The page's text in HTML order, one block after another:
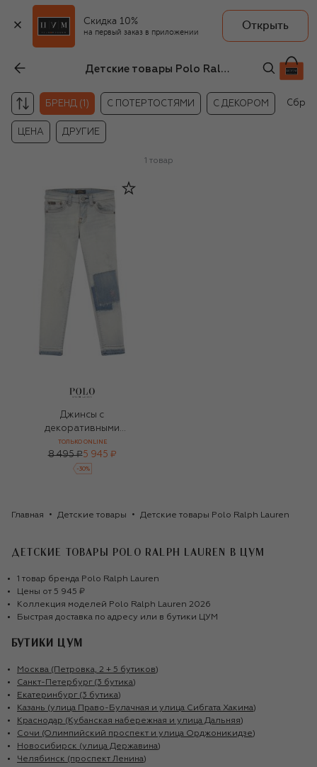
Скидка 10%
на первый заказ в приложении
Открыть
Детские товары Polo Ralph Lauren
БРЕНД (1) С ПОТЕРТОСТЯМИ С ДЕКОРОМ
ЦЕНА ДРУГИЕ
1 товар
Джинсы с
декоративными
потертостями и
вышивкой
ТОЛЬКО ONLINE
8 495 ₽5 945 ₽
-30%
Главная Детские товары Детские товары Polo Ralph Lauren
ДЕТСКИЕ ТОВАРЫ POLO RALPH LAUREN В ЦУМ
1 товар бренда Polo Ralph Lauren
Цены от 5 945 ₽
Коллекция моделей Polo Ralph Lauren 2026
Быстрая доставка по адресу или в бутики ЦУМ
БУТИКИ ЦУМ
Москва (Петровка, 2 + 5 бутиков)
Санкт-Петербург (3 бутика)
Екатеринбург (3 бутика)
Казань (улица Право-Булачная и улица Сибгата Хакима)
Краснодар (Кубанская набережная и улица Дальняя)
Сочи (Олимпийский проспект и улица Орджоникидзе)
Новосибирск (улица Державина)
Челябинск (проспект Ленина)